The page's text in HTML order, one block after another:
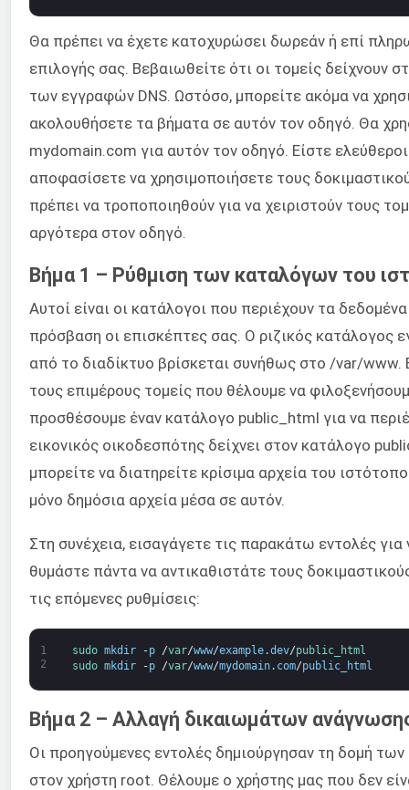
Θα πρέπει να έχετε κατοχυρώσει δωρεάν ή επί
επιλογής σας. Βεβαιωθείτε ότι οι τομείς δείχνουν
των εγγραφών DNS. Ωστόσο, μπορείτε ακόμα να
ακολουθήσετε τα βήματα σε αυτόν τον οδηγό. Θα
mydomain.com για αυτόν τον οδηγό. Είστε
αποφασίσετε να χρησιμοποιήσετε τους
πρέπει να τροποποιηθούν για να χειριστούν τους
αργότερα στον οδηγό.
Βήμα 1 – Ρύθμιση των καταλόγων του
Αυτοί είναι οι κατάλογοι που περιέχουν τα
πρόσβαση οι επισκέπτες σας. Ο ριζικός κατάλογος
από το διαδίκτυο βρίσκεται συνήθως στο /var/
τους επιμέρους τομείς που θέλουμε να
προσθέσουμε έναν κατάλογο public_html για να
εικονικός οικοδεσπότης δείχνει στον κατάλογο
μπορείτε να διατηρείτε κρίσιμα αρχεία του
μόνο δημόσια αρχεία μέσα σε αυτόν.
Στη συνέχεια, εισαγάγετε τις παρακάτω εντολές
θυμάστε πάντα να αντικαθιστάτε τους
τις επόμενες ρυθμίσεις:
1
2
sudo mkdir -p /var/www/example.dev/public_html
sudo mkdir -p /var/www/mydomain. com/public_html
Βήμα 2 – Αλλαγή δικαιωμάτων
Οι προηγούμενες εντολές δημιούργησαν τη δομή
στον χρήστη root. Θέλουμε ο χρήστης μας που δεν